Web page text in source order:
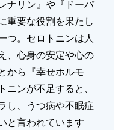
ナリン』や『ドーパ
重要な役割を果たし
つ。セロトニンは人
、心身の安定や心の
から『幸せホルモ
ニンが不足すると、
し、うつ病や不眠症
と言われています